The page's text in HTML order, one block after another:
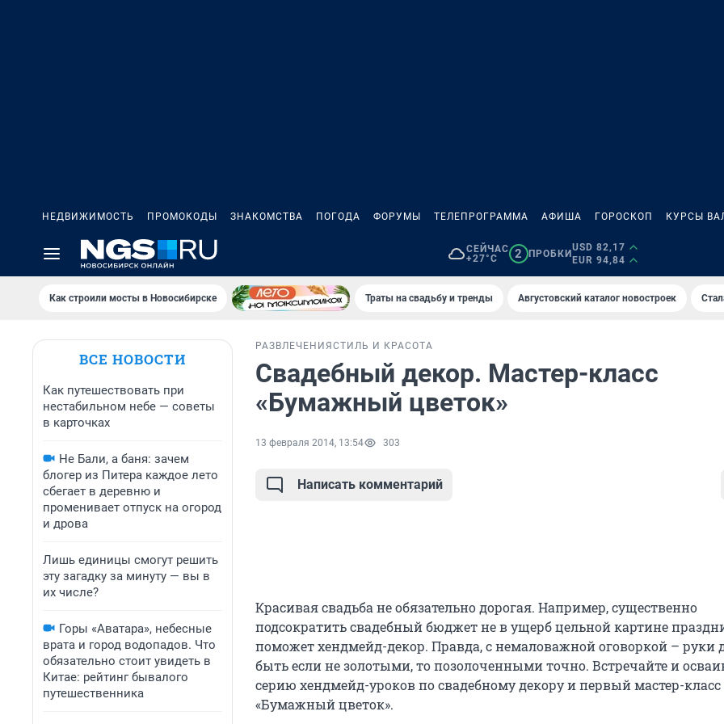
НЕДВИЖИМОСТЬ ПРОМОКОДЫ ЗНАКОМСТВА ПОГОДА ФОРУМЫ ТЕЛЕПРОГРАММА АФИША ГОРОСКОП КУРСЫ
СЕЙЧАС
+27°C
2 ПРОБКИ
USD 82,17
EUR 94,84
Как строили мосты в Новосибирске Траты на свадьбу и тренды Августовский каталог новостроек
ВСЕ НОВОСТИ
Как путешествовать при
нестабильном небе — советы
в карточках
Не Бали, а баня: зачем
блогер из Питера каждое лето
сбегает в деревню и
променивает отпуск на огород
и дрова
Лишь единицы смогут решить
эту загадку за минуту — вы в
их числе?
Горы «Аватара», небесные
врата и город водопадов. Что
обязательно стоит увидеть в
Китае: рейтинг бывалого
путешественника
РАЗВЛЕЧЕНИЯ СТИЛЬ И КРАСОТА
Свадебный декор. Мастер-класс
«Бумажный цветок»
13 февраля 2014, 13:54 303
Написать комментарий
Красивая свадьба не обязательно дорогая. Например, существенно
подсократить свадебный бюджет не в ущерб цельной картине
поможет хендмейд-декор. Правда, с немаловажной оговоркой –
быть если не золотыми, то позолоченными точно. Встречайте и
серию хендмейд-уроков по свадебному декору и первый мастер-класс
«Бумажный цветок».